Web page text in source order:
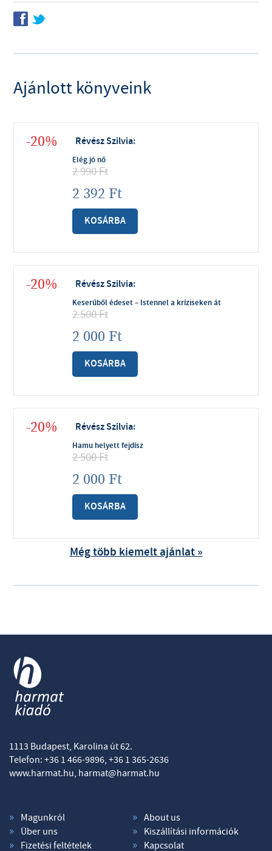
f t
Ajánlott könyveink
-20% Révész Szilvia:
Elég jó nő
2 990Ft
2 392 Ft
KOSÁRBA
-20% Révész Szilvia:
Keserűből édeset – Istennel a kríziseken át
2 500Ft
2 000 Ft
KOSÁRBA
-20% Révész Szilvia:
Hamu helyett fejdísz
2 500Ft
2 000 Ft
KOSÁRBA
Még több kiemelt ajánlat »
1113 Budapest, Karolina út 62.
Telefon: +36 1 466-9896, +36 1 365-2636
www.harmat.hu, harmat@harmat.hu
Magunkról
About us
Über uns
Kiszállítási információk
Fizetési feltételek
Kapcsolat